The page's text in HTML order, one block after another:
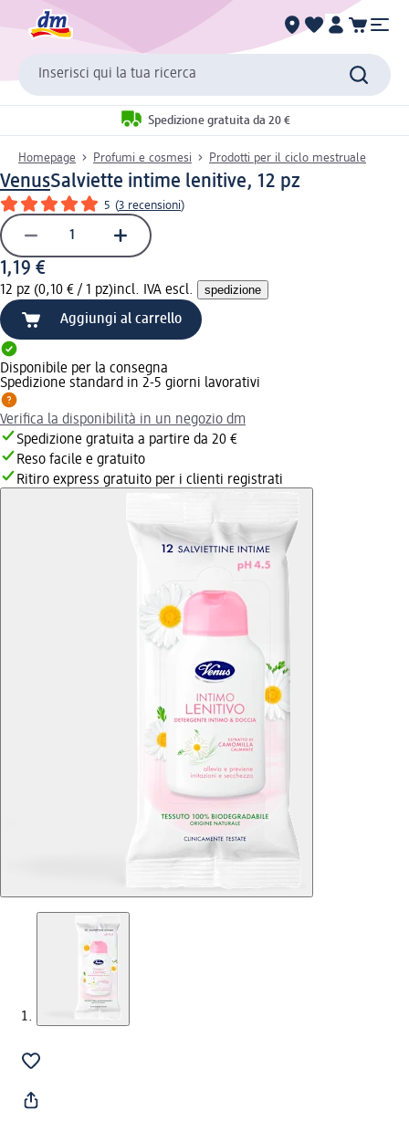
Inserisci qui la tua ricerca
Spedizione gratuita da 20 €
Homepage Profumi e cosmesi Prodotti per il ciclo mestruale
VenusSalviette intime lenitive, 12 pz
5 (3 recensioni)
1,19 €
12 pz (0,10 € / 1 pz)incl. IVA escl. spedizione
Aggiungi al carrello
Disponibile per la consegna
Spedizione standard in 2-5 giorni lavorativi
Verifica la disponibilità in un negozio dm
Spedizione gratuita a partire da 20 €
Reso facile e gratuito
Ritiro express gratuito per i clienti registrati